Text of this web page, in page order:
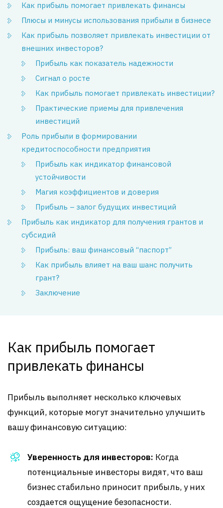
Как прибыль помогает привлекать финансы
Плюсы и минусы использования прибыли в бизнесе
Как прибыль позволяет привлекать инвестиции от
внешних инвесторов?
Прибыль как показатель надежности
Сигнал о росте
Как прибыль помогает привлекать инвестиции?
Практические приемы для привлечения
инвестиций
Роль прибыли в формировании
кредитоспособности предприятия
Прибыль как индикатор финансовой
устойчивости
Магия коэффициентов и доверия
Прибыль – залог будущих инвестиций
Прибыль как индикатор для получения грантов и
субсидий
Прибыль: ваш финансовый “паспорт”
Как прибыль влияет на ваш шанс получить
грант?
Заключение
Как прибыль помогает
привлекать финансы
Прибыль выполняет несколько ключевых
функций, которые могут значительно улучшить
вашу финансовую ситуацию:
Уверенность для инвесторов: Когда
потенциальные инвесторы видят, что ваш
бизнес стабильно приносит прибыль, у них
создается ощущение безопасности.